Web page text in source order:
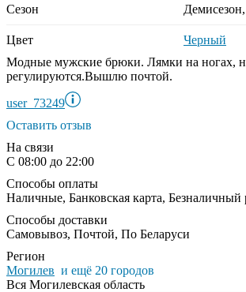
Сезон
Цвет
Черный
Модные мужские брюки. Лямки на ногах,
регулируются.Вышлю почтой.
user_73249
Оставить отзыв
На связи
С 08:00 до 22:00
Способы оплаты
Наличные, Банковская карта, Безналичный
Способы доставки
Самовывоз, Почтой, По Беларуси
Регион
Могилев и ещё 20 городов
Вся Могилевская область